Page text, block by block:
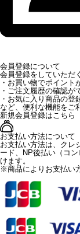
会員登録について
会員登録をしていただ
・お買い物でポイント
・ご注文履歴の確認が
・お気に入り商品の登
など、便利な機能をご
新規会員登録はこちら
お支払い方法について
お支払い方法は、クレ
ード、NP後払い（コ
けます。
※商品によりお支払い